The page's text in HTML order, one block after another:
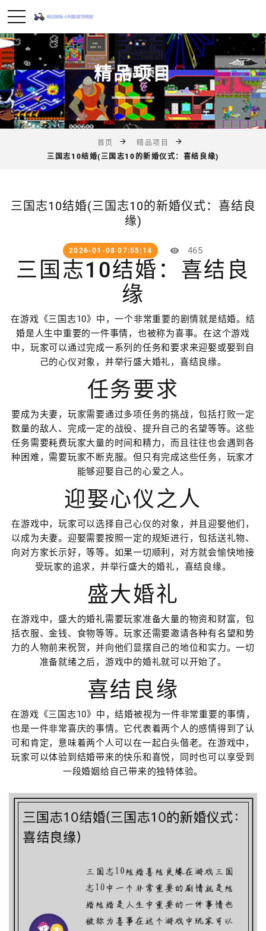
精品项目
首页
精品项目
三国志10结婚(三国志10的新婚仪式：喜结良缘)
三国志10结婚(三国志10的新婚仪式：喜结良
缘)
2026-01-08 07:55:14 465
三国志10结婚：喜结良
缘
在游戏《三国志10》中，一个非常重要的剧情就是结婚。结
婚是人生中重要的一件事情，也被称为喜事。在这个游戏
中，玩家可以通过完成一系列的任务和要求来迎娶或娶到自
己的心仪对象，并举行盛大婚礼，喜结良缘。
任务要求
要成为夫妻，玩家需要通过多项任务的挑战，包括打败一定
数量的敌人、完成一定的战役、提升自己的名望等等。这些
任务需要耗费玩家大量的时间和精力，而且往往也会遇到各
种困难，需要玩家不断克服。但只有完成这些任务，玩家才
能够迎娶自己的心爱之人。
迎娶心仪之人
在游戏中，玩家可以选择自己心仪的对象，并且迎娶他们，
以成为夫妻。迎娶需要按照一定的规矩进行，包括送礼物、
向对方家长示好，等等。如果一切顺利，对方就会愉快地接
受玩家的追求，并举行盛大的婚礼，喜结良缘。
盛大婚礼
在游戏中，盛大的婚礼需要玩家准备大量的物资和财富，包
括衣服、金钱、食物等等。玩家还需要邀请各种有名望和势
力的人物前来祝贺，并向他们显摆自己的地位和实力。一切
准备就绪之后，游戏中的婚礼就可以开始了。
喜结良缘
在游戏《三国志10》中，结婚被视为一件非常重要的事情，
也是一件非常喜庆的事情。它代表着两个人的感情得到了认
可和肯定，意味着两个人可以在一起白头偕老。在游戏中，
玩家可以体验到结婚带来的快乐和喜悦，同时也可以享受到
一段婚姻给自己带来的独特体验。